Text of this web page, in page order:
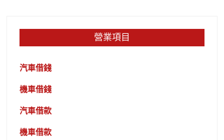
營業項目
汽車借錢
機車借錢
汽車借款
機車借款